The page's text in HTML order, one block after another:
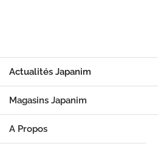
Actualités Japanim
Magasins Japanim
A Propos